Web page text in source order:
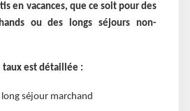
en vacances, que ce soit pour des
ou des longs séjours non-
taux est détaillée :
séjour marchand